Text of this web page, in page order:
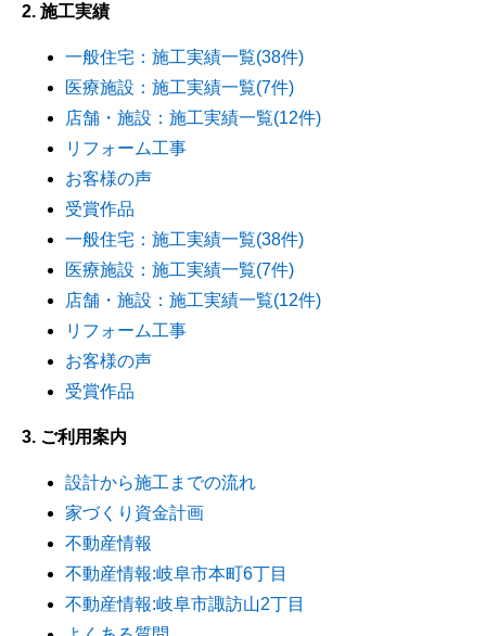
2. 施工実績
一般住宅：施工実績一覧(38件)
医療施設：施工実績一覧(7件)
店舗・施設：施工実績一覧(12件)
リフォーム工事
お客様の声
受賞作品
一般住宅：施工実績一覧(38件)
医療施設：施工実績一覧(7件)
店舗・施設：施工実績一覧(12件)
リフォーム工事
お客様の声
受賞作品
3. ご利用案内
設計から施工までの流れ
家づくり資金計画
不動産情報
不動産情報:岐阜市本町6丁目
不動産情報:岐阜市諏訪山2丁目